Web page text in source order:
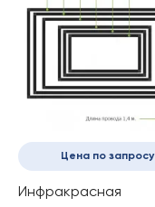
Цена по запросу
Инфракрасная